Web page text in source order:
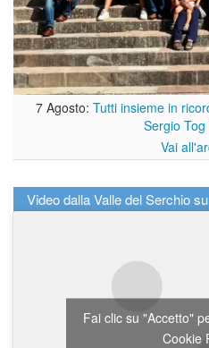
7 Agosto: Tutti insieme in
Sergio
Vai
Video dalla Valle del Serchio
Fai clic su "Accetto"
Cookie